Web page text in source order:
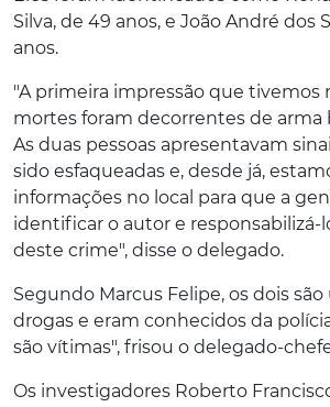
Silva, de 49 anos, e João André dos
anos.
"A primeira impressão que tivemos
mortes foram decorrentes de arma
As duas pessoas apresentavam
sido esfaqueadas e, desde já,
informações no local para que a
identificar o autor e responsabilizá-
deste crime", disse o delegado.
Segundo Marcus Felipe, os dois são
drogas e eram conhecidos da
são vítimas", frisou o delegado-chefe
Os investigadores Roberto